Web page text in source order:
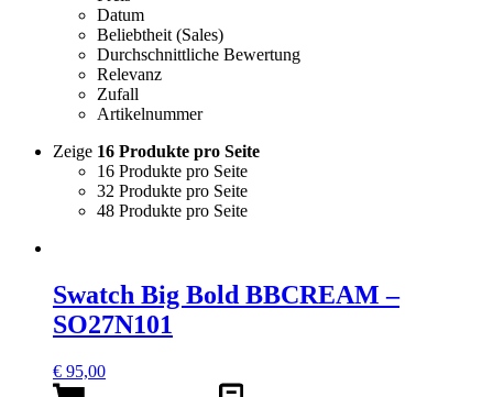
Datum
Beliebtheit (Sales)
Durchschnittliche Bewertung
Relevanz
Zufall
Artikelnummer
Zeige 16 Produkte pro Seite
16 Produkte pro Seite
32 Produkte pro Seite
48 Produkte pro Seite
Swatch Big Bold BBCREAM –
SO27N101
€ 95,00